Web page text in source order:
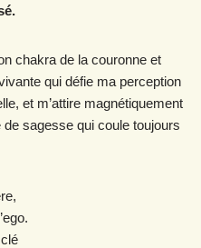
chakra de la couronne et
qui défie ma perception
et m’attire magnétiquement
sagesse qui coule toujours